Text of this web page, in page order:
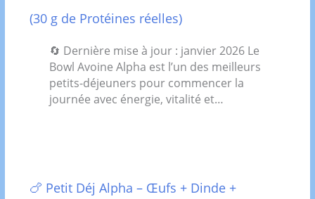
(30 g de Protéines réelles)
🔄 Dernière mise à jour : janvier 2026 Le
Bowl Avoine Alpha est l’un des meilleurs
petits-déjeuners pour commencer la
journée avec énergie, vitalité et…
🍗 Petit Déj Alpha – Œufs + Dinde +